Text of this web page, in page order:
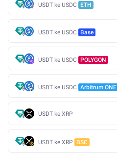
USDT ke USDC ETH
USDT ke USDC Base
USDT ke USDC POLYGON
USDT ke USDC Arbitrum ONE
USDT ke XRP
USDT ke XRP BSC